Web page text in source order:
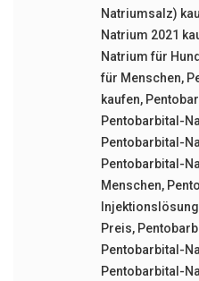
Natriumsalz)
Natrium 2021
Natrium für
für Menschen,
kaufen,
Pentobarbital-
Pentobarbital-
Pentobarbital-
Menschen,
Injektionslösung
Preis,
Pentobarbital-
Pentobarbital-